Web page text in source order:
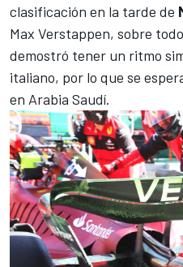
clasificación en la tarde de
Max Verstappen, sobre
demostró tener un ritmo
italiano, por lo que se
en Arabia Saudí.